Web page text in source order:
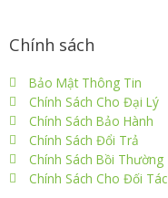
Chính sách
Bảo Mật Thông Tin
Chính Sách Cho Đại Lý
Chính Sách Bảo Hành
Chính Sách Đổi Trả
Chính Sách Bồi Thường
Chính Sách Cho Đối Tác